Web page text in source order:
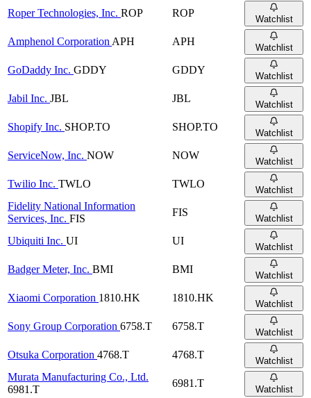
Roper Technologies, Inc. ROP ROP
Watchlist
Amphenol Corporation APH APH
Watchlist
GoDaddy Inc. GDDY GDDY
Watchlist
Jabil Inc. JBL JBL
Watchlist
Shopify Inc. SHOP.TO SHOP.TO
Watchlist
ServiceNow, Inc. NOW NOW
Watchlist
Twilio Inc. TWLO TWLO
Watchlist
Fidelity National Information
Services, Inc. FIS
FIS
Watchlist
Ubiquiti Inc. UI UI
Watchlist
Badger Meter, Inc. BMI BMI
Watchlist
Xiaomi Corporation 1810.HK 1810.HK
Watchlist
Sony Group Corporation 6758.T 6758.T
Watchlist
Otsuka Corporation 4768.T 4768.T
Watchlist
Murata Manufacturing Co., Ltd.
6981.T
6981.T
Watchlist